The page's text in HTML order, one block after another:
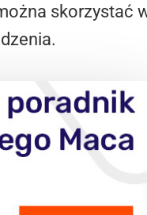
skorzystać